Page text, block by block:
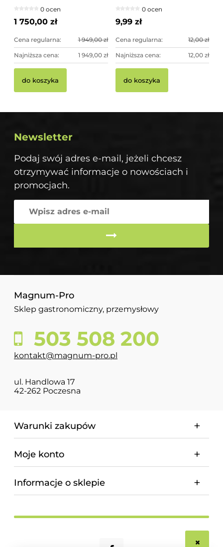
imponująca dekoracja
ogrodowa
0 ocen
1 750,00 zł
Cena regularna: 1 949,00 zł
Najniższa cena: 1 949,00 zł
do koszyka
0 ocen
9,99 zł
Cena regularna: 12,00 zł
Najniższa cena: 12,00 zł
do koszyka
Newsletter
Podaj swój adres e-mail, jeżeli chcesz
otrzymywać informacje o nowościach i
promocjach.
Magnum-Pro
Sklep gastronomiczny, przemysłowy
503 508 200
kontakt@magnum-pro.pl
ul. Handlowa 17
42-262 Poczesna
Warunki zakupów
Moje konto
Informacje o sklepie